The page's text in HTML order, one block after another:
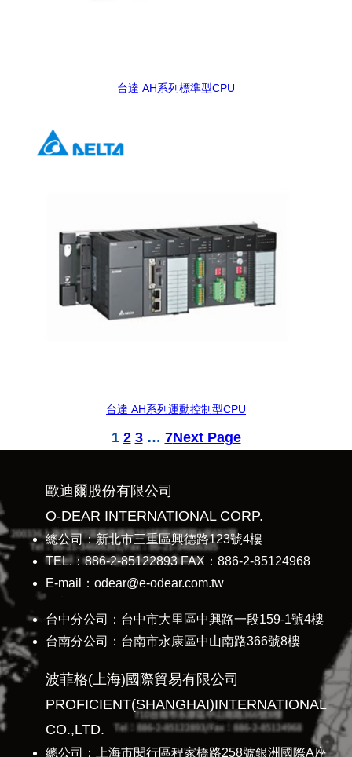
台達 AH系列標準型CPU
台達 AH系列運動控制型CPU
1 2 3 … 7Next Page
歐迪爾股份有限公司
O-DEAR INTERNATIONAL CORP.
總公司：新北市三重區興德路123號4樓
TEL.：886-2-85122893 FAX：886-2-85124968
E-mail：odear@e-odear.com.tw
台中分公司：台中市大里區中興路一段159-1號4樓
台南分公司：台南市永康區中山南路366號8樓
波菲格(上海)國際貿易有限公司
PROFICIENT(SHANGHAI)INTERNATIONAL
CO.,LTD.
總公司：上海市閔行區程家橋路258號銀洲國際A座